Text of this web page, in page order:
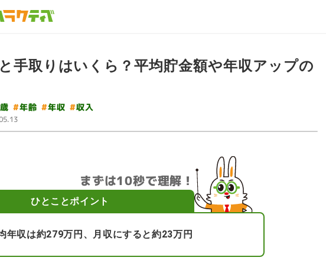
手取りはいくら？平均貯金額や年収アップの
#年齢 #年収 #収入
まずは10秒で理解！
ひとことポイント
年収は約279万円、月収にすると約23万円